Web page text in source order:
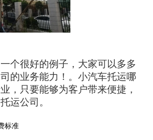
个很好的例子，大家可以多多
的业务能力！。小汽车托运哪
，只要能够为客户带来便捷，
运公司。
标准